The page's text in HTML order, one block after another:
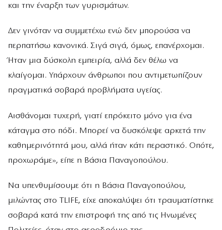
και την έναρξη των γυρισμάτων.
Δεν γινόταν να συμμετέχω ενώ δεν μπορούσα να
περπατήσω κανονικά. Σιγά σιγά, όμως, επανέρχομαι.
Ήταν μια δύσκολη εμπειρία, αλλά δεν θέλω να
κλαίγομαι. Υπάρχουν άνθρωποι που αντιμετωπίζουν
πραγματικά σοβαρά προβλήματα υγείας.
Αισθάνομαι τυχερή, γιατί επρόκειτο μόνο για ένα
κάταγμα στο πόδι. Μπορεί να δυσκόλεψε αρκετά την
καθημερινότητά μου, αλλά ήταν κάτι περαστικό. Οπότε,
προχωράμε», είπε η Βάσια Παναγοπούλου.
Να υπενθυμίσουμε ότι η Βάσια Παναγοπούλου,
μιλώντας στο TLIFE, είχε αποκαλύψει ότι τραυματίστηκε
σοβαρά κατά την επιστροφή της από τις Ηνωμένες